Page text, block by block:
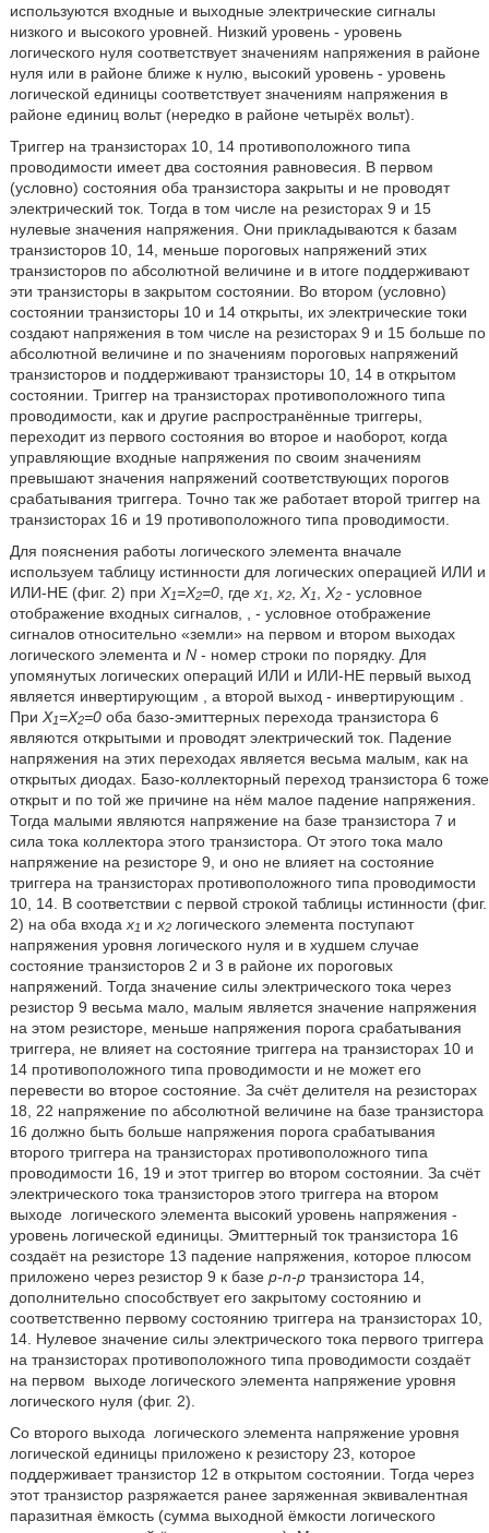
используются входные и выходные электрические сигналы
низкого и высокого уровней. Низкий уровень - уровень
логического нуля соответствует значениям напряжения в районе
нуля или в районе ближе к нулю, высокий уровень - уровень
логической единицы соответствует значениям напряжения в
районе единиц вольт (нередко в районе четырёх вольт).
Триггер на транзисторах 10, 14 противоположного типа
проводимости имеет два состояния равновесия. В первом
(условно) состояния оба транзистора закрыты и не проводят
электрический ток. Тогда в том числе на резисторах 9 и 15
нулевые значения напряжения. Они прикладываются к базам
транзисторов 10, 14, меньше пороговых напряжений этих
транзисторов по абсолютной величине и в итоге поддерживают
эти транзисторы в закрытом состоянии. Во втором (условно)
состоянии транзисторы 10 и 14 открыты, их электрические токи
создают напряжения в том числе на резисторах 9 и 15 больше по
абсолютной величине и по значениям пороговых напряжений
транзисторов и поддерживают транзисторы 10, 14 в открытом
состоянии. Триггер на транзисторах противоположного типа
проводимости, как и другие распространённые триггеры,
переходит из первого состояния во второе и наоборот, когда
управляющие входные напряжения по своим значениям
превышают значения напряжений соответствующих порогов
срабатывания триггера. Точно так же работает второй триггер на
транзисторах 16 и 19 противоположного типа проводимости.
Для пояснения работы логического элемента вначале
используем таблицу истинности для логических операцией ИЛИ и
ИЛИ-НЕ (фиг. 2) при Х1=Х2=0, где х1 х2, Х1 Х2- условное
отображение входных сигналов,
- условное отображение
сигналов относительно «земли» на первом и втором выходах
логического элемента и N- номер строки по порядку. Для
упомянутых логических операций ИЛИ и ИЛИ-НЕ первый выход
является инвертирующим
, а второй выход - инвертирующим
При Х1=Х2=0оба базо-эмиттерных перехода транзистора 6
являются открытыми и проводят электрический ток. Падение
напряжения на этих переходах является весьма малым, как на
открытых диодах. Базо-коллекторный переход транзистора 6 тоже
открыт и по той же причине на нём малое падение напряжения.
Тогда малыми являются напряжение на базе транзистора 7 и
сила тока коллектора этого транзистора. От этого тока мало
напряжение на резисторе 9, и оно не влияет на состояние
триггера на транзисторах противоположного типа проводимости
10, 14. В соответствии с первой строкой таблицы истинности (фиг.
2) на оба входа x1 и x2логического элемента поступают
напряжения уровня логического нуля и в худшем случае
состояние транзисторов 2 и 3 в районе их пороговых
напряжений. Тогда значение силы электрического тока через
резистор 9 весьма мало, малым является значение напряжения
на этом резисторе, меньше напряжения порога срабатывания
триггера, не влияет на состояние триггера на транзисторах 10 и
14 противоположного типа проводимости и не может его
перевести во второе состояние. За счёт делителя на резисторах
18, 22 напряжение по абсолютной величине на базе транзистора
16 должно быть больше напряжения порога срабатывания
второго триггера на транзисторах противоположного типа
проводимости 16, 19 и этот триггер во втором состоянии. За счёт
электрического тока транзисторов этого триггера на втором
выходе логического элемента высокий уровень напряжения -
уровень логической единицы. Эмиттерный ток транзистора 16
создаёт на резисторе 13 падение напряжения, которое плюсом
приложено через резистор 9 к базе p-n-p транзистора 14,
дополнительно способствует его закрытому состоянию и
соответственно первому состоянию триггера на транзисторах 10,
14. Нулевое значение силы электрического тока первого триггера
на транзисторах противоположного типа проводимости создаёт
на первом
выходе логического элемента напряжение уровня
логического нуля (фиг. 2).
Со второго выхода
логического элемента напряжение уровня
логической единицы приложено к резистору 23, которое
поддерживает транзистор 12 в открытом состоянии. Тогда через
этот транзистор разряжается ранее заряженная эквивалентная
паразитная ёмкость (сумма выходной ёмкости логического